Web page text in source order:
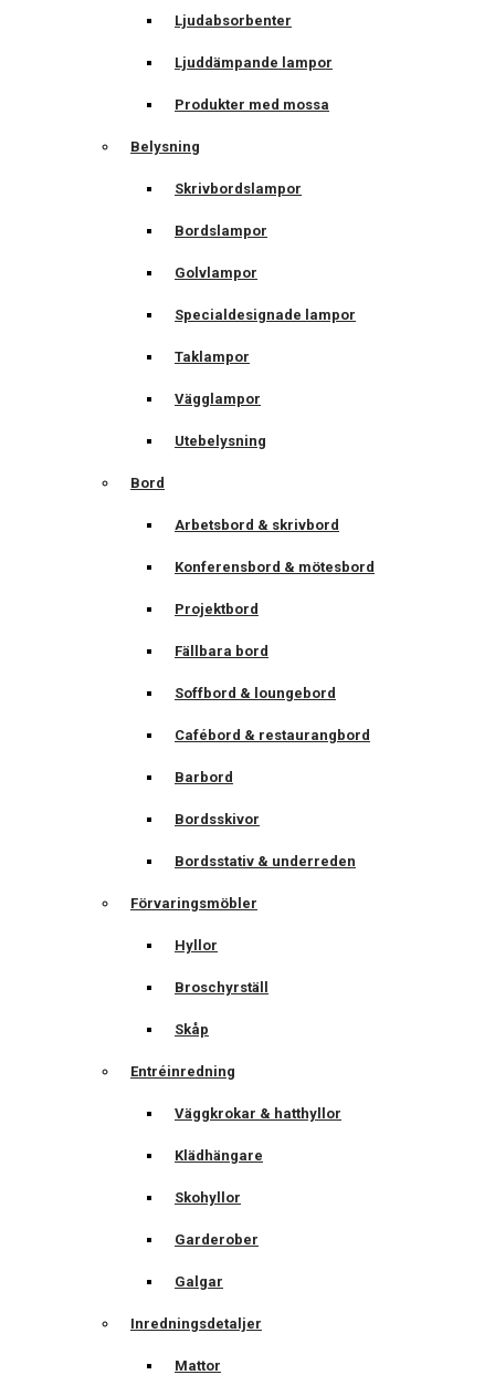
Ljudabsorbenter
Ljuddämpande lampor
Produkter med mossa
Belysning
Skrivbordslampor
Bordslampor
Golvlampor
Specialdesignade lampor
Taklampor
Vägglampor
Utebelysning
Bord
Arbetsbord & skrivbord
Konferensbord & mötesbord
Projektbord
Fällbara bord
Soffbord & loungebord
Cafébord & restaurangbord
Barbord
Bordsskivor
Bordsstativ & underreden
Förvaringsmöbler
Hyllor
Broschyrställ
Skåp
Entréinredning
Väggkrokar & hatthyllor
Klädhängare
Skohyllor
Garderober
Galgar
Inredningsdetaljer
Mattor